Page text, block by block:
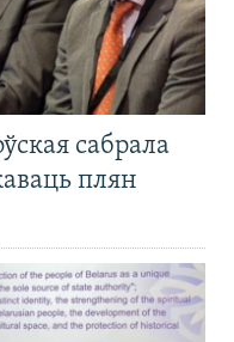
сабрала
плян